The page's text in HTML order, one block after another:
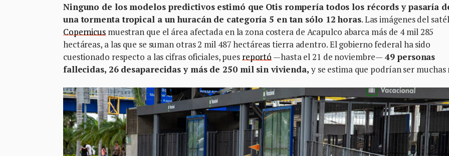
Ninguno de los modelos predictivos estimó que Otis rompería todos los récords y pasaría
una tormenta tropical a un huracán de categoría 5 en tan sólo 12 horas. Las imágenes del
Copernicusmuestran que el área afectada en la zona costera de Acapulco abarca más de 4 mil 285
hectáreas, a las que se suman otras 2 mil 487 hectáreas tierra adentro. El gobierno federal ha sido
cuestionado respecto a las cifras oficiales, puesreportó—hasta el 21 de noviembre— 49 personas
fallecidas, 26 desaparecidas y más de 250 mil sin vivienda, y se estima que podrían ser muchas